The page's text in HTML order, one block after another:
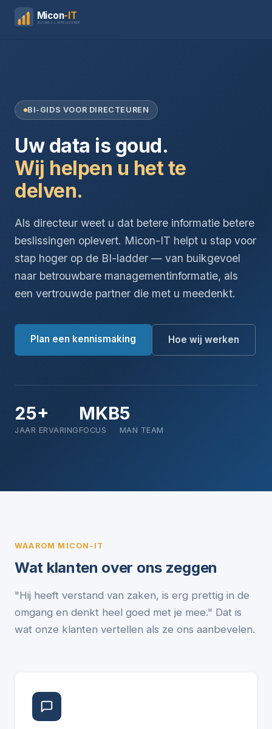
Micon-IT
BUSINESS INTELLIGENCE
BI-GIDS VOOR DIRECTEUREN
Uw data is goud.
Wij helpen u het te
delven.
Als directeur weet u dat betere informatie betere
beslissingen oplevert. Micon-IT helpt u stap voor
stap hoger op de BI-ladder — van buikgevoel
naar betrouwbare managementinformatie, als
een vertrouwde partner die met u meedenkt.
Plan een kennismaking Hoe wij werken
25+
JAAR ERVARING
MKB
FOCUS
5
MAN TEAM
WAAROM MICON-IT
Wat klanten over ons zeggen
"Hij heeft verstand van zaken, is erg prettig in de
omgang en denkt heel goed met je mee." Dat is
wat onze klanten vertellen als ze ons aanbevelen.